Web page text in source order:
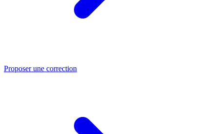
Proposer une correction